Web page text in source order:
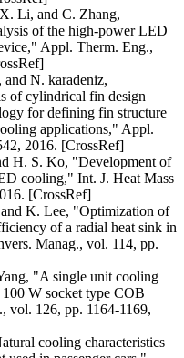
Li, and C. Zhang,
of the high-power LED
Appl. Therm. Eng.,
N. karadeniz,
of cylindrical fin design
for defining fin structure
applica­tions," Appl.
2016. [CrossRef]
H. S. Ko, "Development of
cooling," Int. J. Heat Mass
[CrossRef]
K. Lee, "Optimization of
of a radial heat sink in
Manag., vol. 114, pp.
"A single unit cooling
W socket type COB
vol. 126, pp. 1164-1169,
cooling characteristics